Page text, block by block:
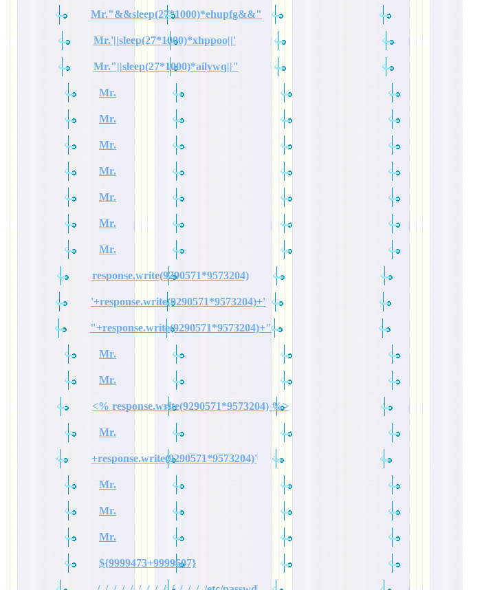
Mr."&&sleep(27*1000)*ehupfg&&"
Mr.'||sleep(27*1000)*xhppoo||'
Mr."||sleep(27*1000)*ailywq||"
Mr.
Mr.
Mr.
Mr.
Mr.
Mr.
Mr.
response.write(9290571*9573204)
'+response.write(9290571*9573204)+'
"+response.write(9290571*9573204)+"
Mr.
Mr.
<% response.write(9290571*9573204) %>
Mr.
+response.write(9290571*9573204)'
Mr.
Mr.
Mr.
${9999473+9999607}